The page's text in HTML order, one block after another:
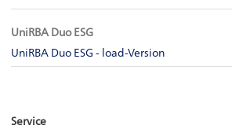
UniRBA Duo ESG
UniRBA Duo ESG - load-Version
Service